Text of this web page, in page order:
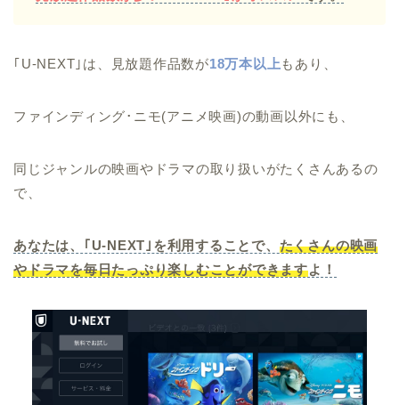
｢U-NEXT｣は、見放題作品数が18万本以上 もあり、
ファインディング･ニモ(アニメ映画)の動画以外にも、
同じジャンルの映画やドラマの取り扱いがたくさんあるの
で、
あなたは、｢U-NEXT｣を利用することで、 たくさんの映画
やドラマを毎日たっぷり楽しむことができますよ！